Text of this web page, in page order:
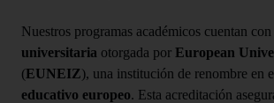
Nuestros programas académicos cuentan con
universitaria otorgada por European
(EUNEIZ), una institución de renombre en
educativo europeo. Esta acreditación